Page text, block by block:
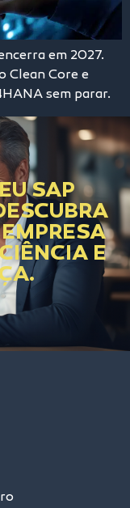
em 2027.
Clean Core e
sem parar.
SAP
E